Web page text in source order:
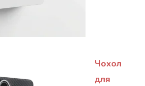
Чохол
для